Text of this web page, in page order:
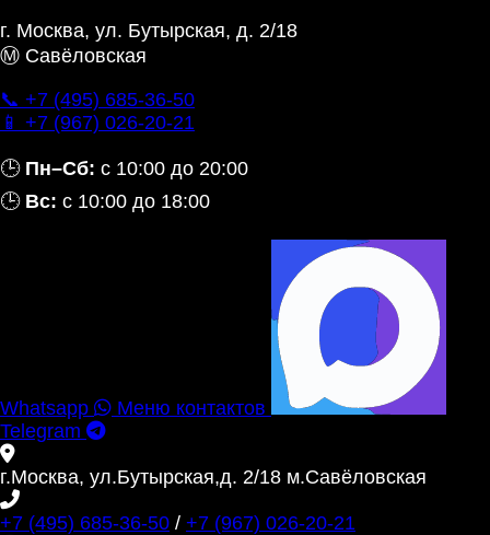
г. Москва, ул. Бутырская, д. 2/18
Ⓜ Савёловская
📞 +7 (495) 685‑36‑50
📱 +7 (967) 026‑20‑21
🕒 Пн–Сб: с 10:00 до 20:00
🕒 Вс: с 10:00 до 18:00
Whatsapp
Меню контактов
Telegram
г.Москва, ул.Бутырская,д. 2/18 м.Савёловская
+7 (495) 685‑36‑50 / +7 (967) 026‑20‑21